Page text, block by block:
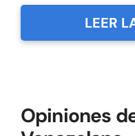
LEER
Opiniones